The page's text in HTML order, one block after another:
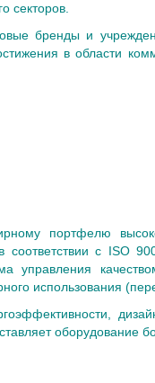
секторов.
бренды и
в области
портфелю
соответствии с ISO
управления
использования
оборудование